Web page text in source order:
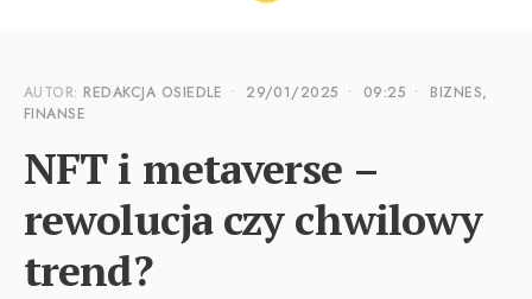
AUTOR:REDAKCJA OSIEDLE • 29/01/2025 • 09:25 •
BIZNES,
FINANSE
NFT i metaverse –
rewolucja czy chwilowy
trend?